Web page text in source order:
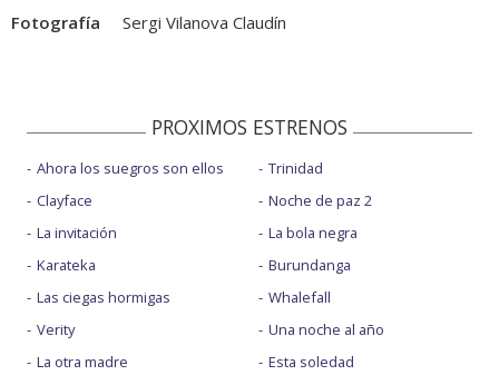
Fotografía
Sergi Vilanova Claudín
PROXIMOS ESTRENOS
Ahora los suegros son ellos
Clayface
La invitación
Karateka
Las ciegas hormigas
Verity
La otra madre
Trinidad
Noche de paz 2
La bola negra
Burundanga
Whalefall
Una noche al año
Esta soledad